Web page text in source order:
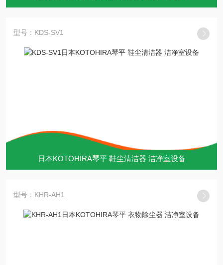
型号：KDS-SV1
日本KOTOHIRA琴平 鞋尘清洁器 洁净室设备
型号：KHR-AH1